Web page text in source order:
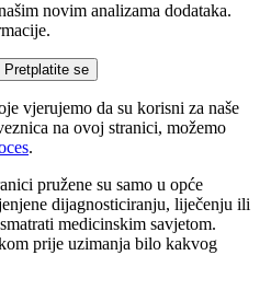
novim analizama dodataka.
Pretplatite se
vjerujemo da su korisni za naše
na ovoj stranici, možemo
.
pružene su samo u opće
dijagnosticiranju, liječenju ili
medicinskim savjetom.
prije uzimanja bilo kakvog